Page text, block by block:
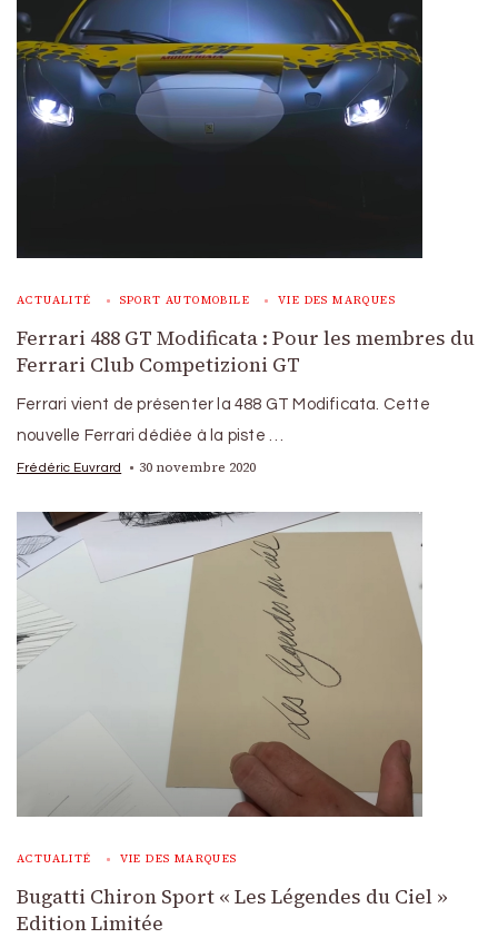
ACTUALITÉ SPORT AUTOMOBILE VIE DES MARQUES
Ferrari 488 GT Modificata : Pour les membres du
Ferrari Club Competizioni GT
Ferrari vient de présenter la 488 GT Modificata. Cette
nouvelle Ferrari dédiée à la piste …
Frédéric Euvrard 30 novembre 2020
ACTUALITÉ VIE DES MARQUES
Bugatti Chiron Sport « Les Légendes du Ciel »
Edition Limitée